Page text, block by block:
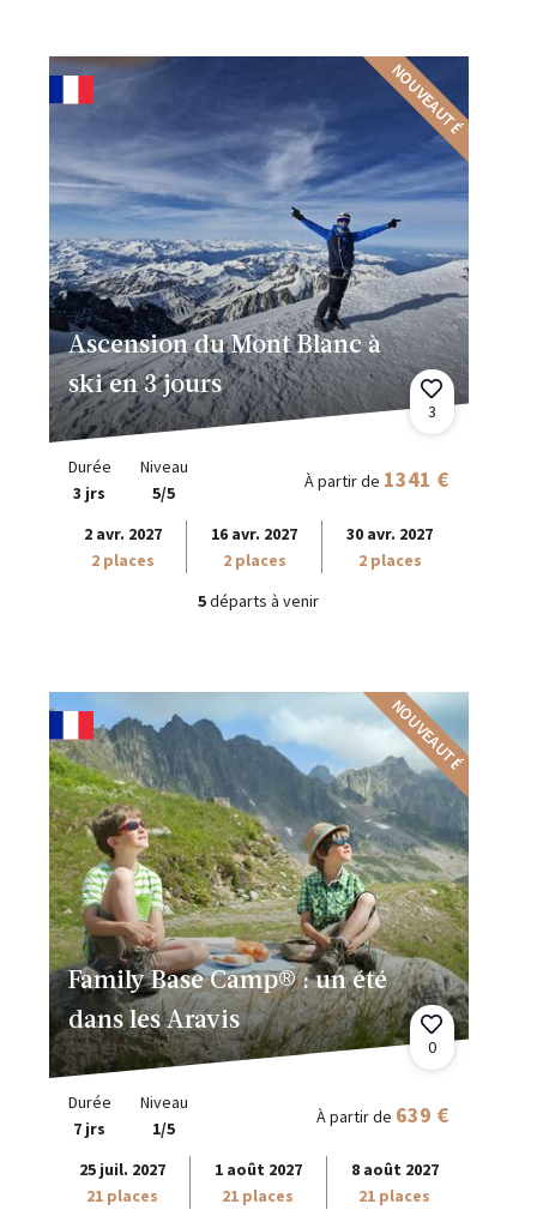
NOUVEAUTÉ
Ascension du Mont Blanc à
ski en 3 jours
3
Durée
3 jrs
Niveau
5/5
À partir de 1341 €
2 avr. 2027
2 places
16 avr. 2027
2 places
30 avr. 2027
2 places
5départs à venir
NOUVEAUTÉ
Family Base Camp® : un été
dans les Aravis
0
Durée
7 jrs
Niveau
1/5
À partir de 639 €
25 juil. 2027
21 places
1 août 2027
21 places
8 août 2027
21 places